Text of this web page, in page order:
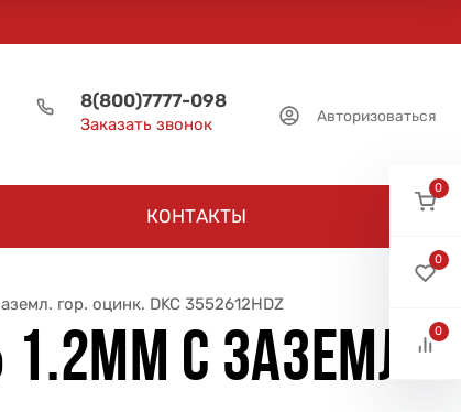
8(800)7777-098
Заказать звонок Авторизоваться
КОНТАКТЫ
гор. оцинк. DKC 3552612HDZ
1.2ММ С ЗАЗЕМЛ.
0
0
0